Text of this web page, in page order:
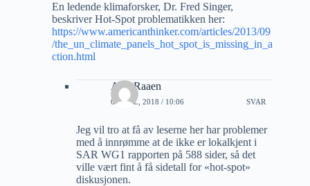
En ledende klimaforsker, Dr. Fred Singer,
beskriver Hot-Spot problematikken her:
https://www.americanthinker.com/articles/2013/09
/the_un_climate_panels_hot_spot_is_missing_in_a
ction.html
A M Raaen
6 APRIL, 2018 / 10:06 SVAR
Jeg vil tro at få av leserne her har problemer
med å innrømme at de ikke er lokalkjent i
SAR WG1 rapporten på 588 sider, så det
ville vært fint å få sidetall for «hot-spot»
diskusjonen.